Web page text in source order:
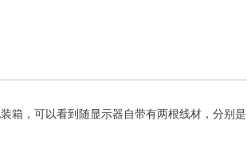
箱，可以看到随显示器自带有两根线材，分别